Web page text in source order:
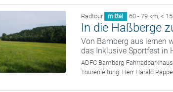
Radtour mittel 60 - 79 km, <
In die Haßberge
Von Bamberg aus lernen
das Inklusive Sportfest in
ADFC Bamberg
Tourenleitung: Herr Harald